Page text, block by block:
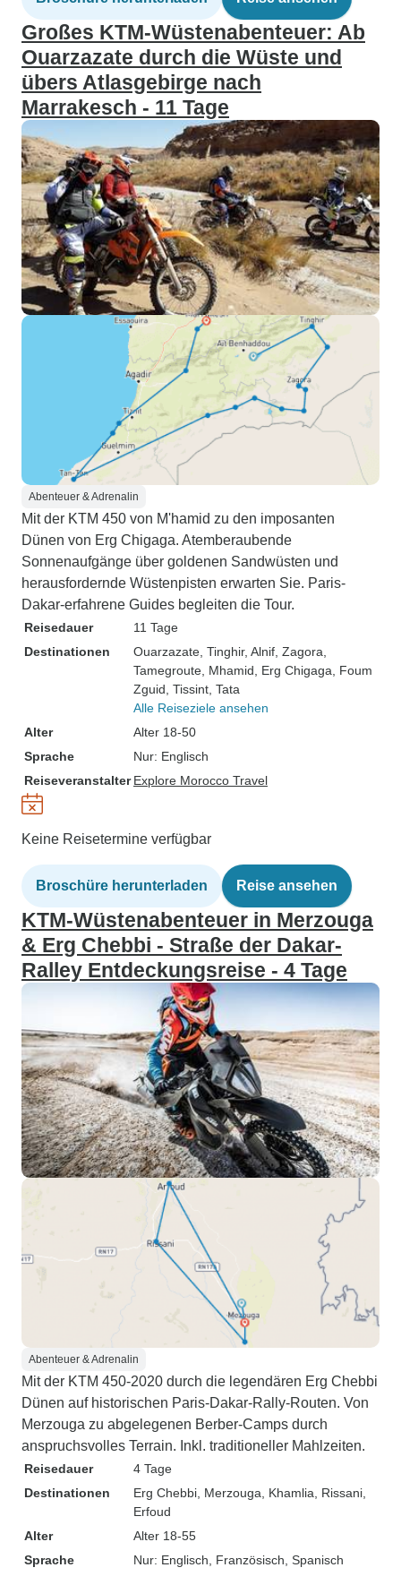
Großes KTM-Wüstenabenteuer: Ab
Ouarzazate durch die Wüste und
übers Atlasgebirge nach
Marrakesch - 11 Tage
Abenteuer & Adrenalin
Mit der KTM 450 von M'hamid zu den imposanten
Dünen von Erg Chigaga. Atemberaubende
Sonnenaufgänge über goldenen Sandwüsten und
herausfordernde Wüstenpisten erwarten Sie. Paris-
Dakar-erfahrene Guides begleiten die Tour.
Reisedauer
11 Tage
Destinationen
Ouarzazate , Tinghir, Alnif , Zagora
Tamegroute , Mhamid , Erg Chigaga , Foum
Zguid , Tissint , Tata
Alle Reiseziele ansehen
Alter
Alter 18-50
Sprache
Nur: Englisch
Reiseveranstalter Explore Morocco Travel
Keine Reisetermine verfügbar
Broschüre herunterladen Reise ansehen
KTM-Wüstenabenteuer in Merzouga
& Erg Chebbi - Straße der Dakar-
Ralley Entdeckungsreise - 4 Tage
Abenteuer & Adrenalin
Mit der KTM 450-2020 durch die legendären Erg Chebbi
Dünen auf historischen Paris-Dakar-Rally-Routen. Von
Merzouga zu abgelegenen Berber-Camps durch
anspruchsvolles Terrain. Inkl. traditioneller Mahlzeiten.
Reisedauer
4 Tage
Destinationen
Erg Chebbi , Merzouga , Khamlia , Rissani
Erfoud
Alter
Alter 18-55
Sprache
Nur: Englisch, Französisch, Spanisch